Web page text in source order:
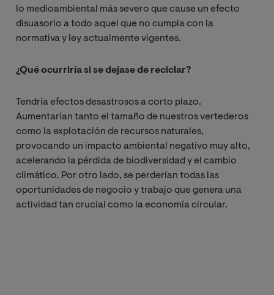
lo medioambiental más severo que cause un efecto
disuasorio a todo aquel que no cumpla con la
normativa y ley actualmente vigentes.
¿Qué ocurriría si se dejase de reciclar?
Tendría efectos desastrosos a corto plazo.
Aumentarían tanto el tamaño de nuestros vertederos
como la explotación de recursos naturales,
provocando un impacto ambiental negativo muy alto,
acelerando la pérdida de biodiversidad y el cambio
climático. Por otro lado, se perderían todas las
oportunidades de negocio y trabajo que genera una
actividad tan crucial como la economía circular.